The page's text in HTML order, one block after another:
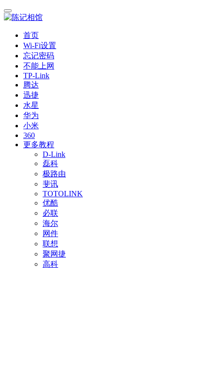
首页
Wi-Fi设置
忘记密码
不能上网
TP-Link
腾达
迅捷
水星
华为
小米
360
更多教程
D-Link
磊科
极路由
斐讯
TOTOLINK
优酷
必联
海尔
网件
联想
聚网捷
高科